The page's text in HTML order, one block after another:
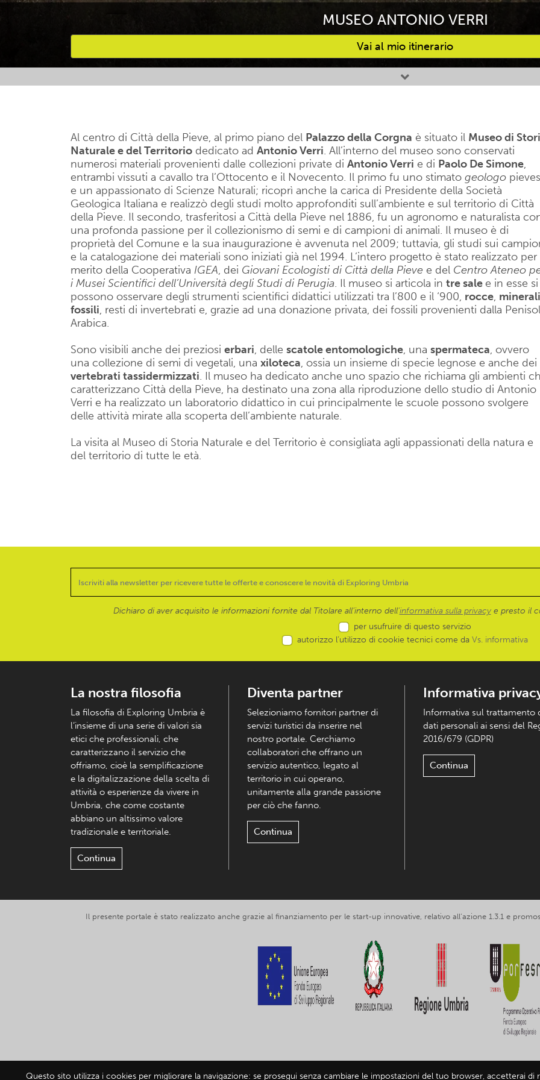
MUSEO ANTONIO VERRI
Vai al mio itinerario
Attività preferite
Al centro di Città della Pieve, al primo piano del Palazzo della Corgna è situato il Museo di
Naturale e del Territorio dedicato ad Antonio Verri. All’interno del museo sono conservati
numerosi materiali provenienti dalle collezioni private di Antonio Verri e di Paolo De Simone,
entrambi vissuti a cavallo tra l’Ottocento e il Novecento. Il primo fu uno stimato geologo
e un appassionato di Scienze Naturali; ricoprì anche la carica di Presidente della Società
Geologica Italiana e realizzò degli studi molto approfonditi sull’ambiente e sul territorio di Città
della Pieve. Il secondo, trasferitosi a Città della Pieve nel 1886, fu un agronomo e naturalista
una profonda passione per il collezionismo di semi e di campioni di animali. Il museo è di
proprietà del Comune e la sua inaugurazione è avvenuta nel 2009; tuttavia, gli studi sui
e la catalogazione dei materiali sono iniziati già nel 1994. L’intero progetto è stato realizzato per
merito della Cooperativa IGEA, dei Giovani Ecologisti di Città della Pieve e del Centro Ateneo
i Musei Scientifici dell’Università degli Studi di Perugia. Il museo si articola in tre salee in esse si
possono osservare degli strumenti scientifici didattici utilizzati tra l’800 e il ‘900, rocce, minerali
fossili, resti di invertebrati e, grazie ad una donazione privata, dei fossili provenienti dalla
Arabica.
Sono visibili anche dei preziosi erbari, delle scatole entomologiche, una spermateca, ovvero
una collezione di semi di vegetali, una xiloteca, ossia un insieme di specie legnose e anche dei
vertebrati tassidermizzati. Il museo ha dedicato anche uno spazio che richiama gli ambienti
caratterizzano Città della Pieve, ha destinato una zona alla riproduzione dello studio di Antonio
Verri e ha realizzato un laboratorio didattico in cui principalmente le scuole possono svolgere
delle attività mirate alla scoperta dell’ambiente naturale.
La visita al Museo di Storia Naturale e del Territorio è consigliata agli appassionati della natura e
del territorio di tutte le età.
Dichiaro di aver acquisito le informazioni fornite dal Titolare all’interno dell'informativa sulla privacye presto il
per usufruire di questo servizio
autorizzo l’utilizzo di cookie tecnici come da Vs. informativa
La nostra filosofia
La filosofia di Exploring Umbria è
l’insieme di una serie di valori sia
etici che professionali, che
caratterizzano il servizio che
offriamo, cioè la semplificazione
e la digitalizzazione della scelta di
attività o esperienze da vivere in
Umbria, che come costante
abbiano un altissimo valore
tradizionale e territoriale.
Continua
Diventa partner
Selezioniamo fornitori partner di
servizi turistici da inserire nel
nostro portale. Cerchiamo
collaboratori che offrano un
servizio autentico, legato al
territorio in cui operano,
unitamente alla grande passione
per ciò che fanno.
Continua
Informativa
Informativa sul trattamento
dati personali ai sensi del
2016/679 (GDPR)
Continua
Il presente portale è stato realizzato anche grazie al finanziamento per le start-up innovative, relativo all’azione 1.3.1 e
© 2019-2026 Exploring Umbria srl, partita IVA IT03602120549 -Informativa privacy-
Questo sito utilizza i cookies per migliorare la navigazione: se prosegui senza cambiare le impostazioni del tuo browser, accetterai